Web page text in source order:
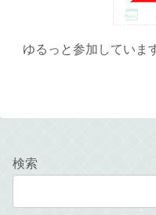
ゆるっと参加していま
検索